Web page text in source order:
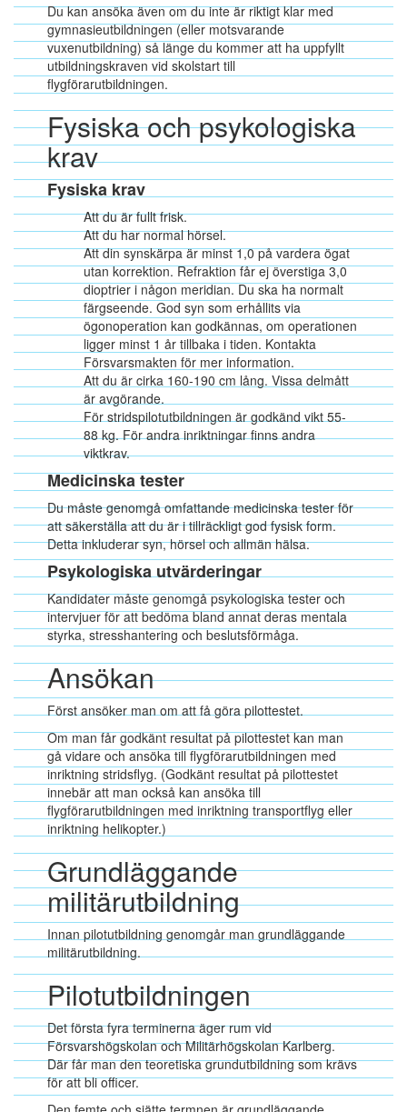
Du kan ansöka även om du inte är riktigt klar med
gymnasieutbildningen (eller motsvarande
vuxenutbildning) så länge du kommer att ha uppfyllt
utbildningskraven vid skolstart till
flygförarutbildningen.
Fysiska och psykologiska
krav
Fysiska krav
Att du är fullt frisk.
Att du har normal hörsel.
Att din synskärpa är minst 1,0 på vardera ögat
utan korrektion. Refraktion får ej överstiga 3,0
dioptrier i någon meridian. Du ska ha normalt
färgseende. God syn som erhållits via
ögonoperation kan godkännas, om operationen
ligger minst 1 år tillbaka i tiden. Kontakta
Försvarsmakten för mer information.
Att du är cirka 160-190 cm lång. Vissa delmått
är avgörande.
För stridspilotutbildningen är godkänd vikt 55-
88 kg. För andra inriktningar finns andra
viktkrav.
Medicinska tester
Du måste genomgå omfattande medicinska tester för
att säkerställa att du är i tillräckligt god fysisk form.
Detta inkluderar syn, hörsel och allmän hälsa.
Psykologiska utvärderingar
Kandidater måste genomgå psykologiska tester och
intervjuer för att bedöma bland annat deras mentala
styrka, stresshantering och beslutsförmåga.
Ansökan
Först ansöker man om att få göra pilottestet.
Om man får godkänt resultat på pilottestet kan man
gå vidare och ansöka till flygförarutbildningen med
inriktning stridsflyg. (Godkänt resultat på pilottestet
innebär att man också kan ansöka till
flygförarutbildningen med inriktning transportflyg eller
inriktning helikopter.)
Grundläggande
militärutbildning
Innan pilotutbildning genomgår man grundläggande
militärutbildning.
Pilotutbildningen
Det första fyra terminerna äger rum vid
Försvarshögskolan och Militärhögskolan Karlberg.
Där får man den teoretiska grundutbildning som krävs
för att bli officer.